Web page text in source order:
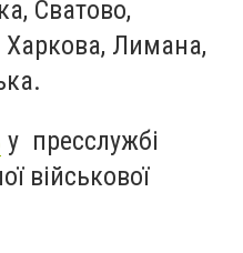
Сватово,
Харкова, Лимана,
у пресслужбі
військової